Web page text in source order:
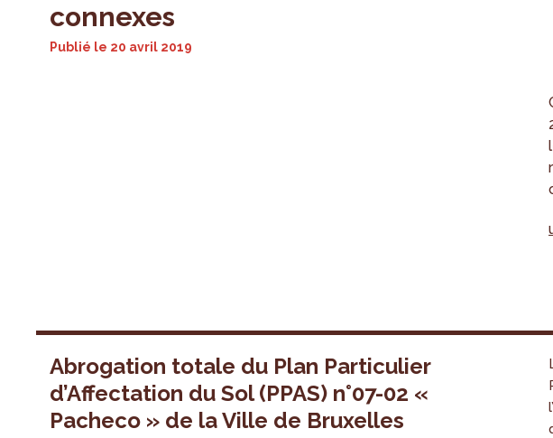
connexes
Publié le 20 avril 2019
Abrogation totale du Plan Particulier
d’Affectation du Sol (PPAS) n°07-02 «
Pacheco » de la Ville de Bruxelles